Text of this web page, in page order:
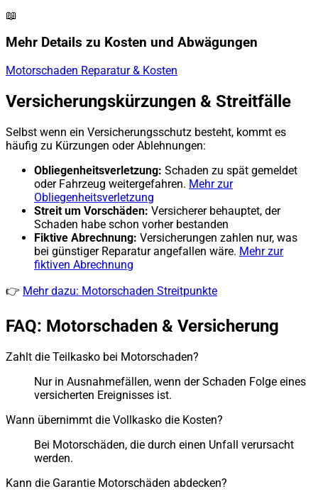
📖
Mehr Details zu Kosten und Abwägungen
Motorschaden Reparatur & Kosten
Versicherungskürzungen & Streitfälle
Selbst wenn ein Versicherungsschutz besteht, kommt es
häufig zu Kürzungen oder Ablehnungen:
Obliegenheitsverletzung: Schaden zu spät gemeldet
oder Fahrzeug weitergefahren. Mehr zur
Obliegenheitsverletzung
Streit um Vorschäden: Versicherer behauptet, der
Schaden habe schon vorher bestanden
Fiktive Abrechnung: Versicherungen zahlen nur, was
bei günstiger Reparatur angefallen wäre. Mehr zur
fiktiven Abrechnung
👉 Mehr dazu: Motorschaden Streitpunkte
FAQ: Motorschaden & Versicherung
Zahlt die Teilkasko bei Motorschaden?
Nur in Ausnahmefällen, wenn der Schaden Folge eines
versicherten Ereignisses ist.
Wann übernimmt die Vollkasko die Kosten?
Bei Motorschäden, die durch einen Unfall verursacht
werden.
Kann die Garantie Motorschäden abdecken?